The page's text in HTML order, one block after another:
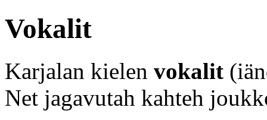
Vokalit
Karjalan kielen vokalit
Net jagavutah kahteh